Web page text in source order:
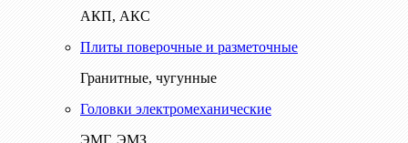
АКП, АКС
Плиты поверочные и разметочные
Гранитные, чугунные
Головки электромеханические
ЭМГ, ЭМЗ